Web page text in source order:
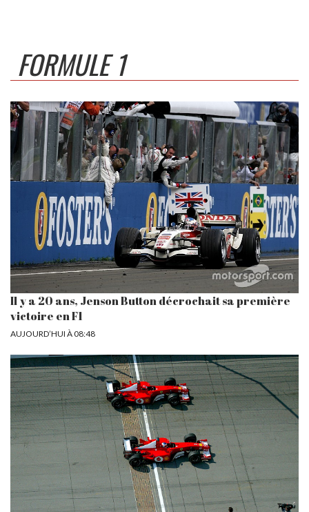
FORMULE 1
Il y a 20 ans, Jenson Button décrochait sa première
victoire en F1
AUJOURD’HUI À 08:48